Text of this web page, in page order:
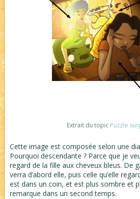
Extrait du topic Puzzle
Cette image est composée selon une
Pourquoi descendante ? Parce que je
regard de la fille aux cheveux bleus. De
verra d’abord elle, puis celle qu’elle
est dans un coin, et est plus sombre et
remarque dans un second temps.